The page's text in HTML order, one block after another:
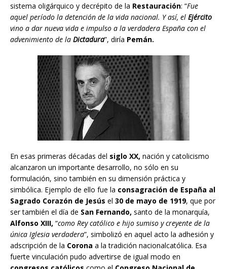
sistema oligárquico y decrépito de la Restauración: “Fue
aquel período la detención de la vida nacional. Y así, el Ejército
vino a dar nueva vida e impulso a la verdadera España con el
advenimiento de la Dictadura”, diría Pemán.
En esas primeras décadas del siglo XX, nación y catolicismo
alcanzaron un importante desarrollo, no sólo en su
formulación, sino también en su dimensión práctica y
simbólica. Ejemplo de ello fue la consagración de España al
Sagrado Corazón de Jesús el 30 de mayo de 1919, que por
ser también el día de San Fernando, santo de la monarquía,
Alfonso XIII, “como Rey católico e hijo sumiso y creyente de la
única Iglesia verdadera”, simbolizó en aquel acto la adhesión y
adscripción de la Corona a la tradición nacionalcatólica. Esa
fuerte vinculación pudo advertirse de igual modo en